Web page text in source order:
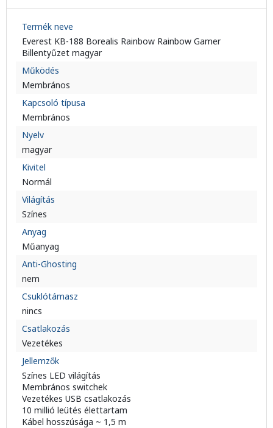
Termék neve
Everest KB-188 Borealis Rainbow Rainbow Gamer
Billentyűzet magyar
Működés
Membrános
Kapcsoló típusa
Membrános
Nyelv
magyar
Kivitel
Normál
Világítás
Színes
Anyag
Műanyag
Anti-Ghosting
nem
Csuklótámasz
nincs
Csatlakozás
Vezetékes
Jellemzők
Színes LED világítás
Membrános switchek
Vezetékes USB csatlakozás
10 millió leütés élettartam
Kábel hosszúsága ~ 1,5 m